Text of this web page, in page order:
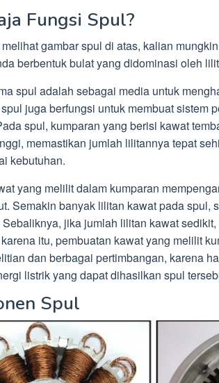
Fungsi Spul?
gambar spul di atas, kalian
berbentuk bulat yang didominasi oleh
spul adalah sebagai media untuk
juga berfungsi untuk membuat sistem
spul, kumparan yang berisi kawat
memastikan jumlah lilitannya tepat
kebutuhan.
yang melilit dalam kumparan
Semakin banyak lilitan kawat pada spul,
jika jumlah lilitan kawat
itu, pembuatan kawat yang melilit
dan berbagai pertimbangan, karena
listrik yang dapat dihasilkan spul
Spul